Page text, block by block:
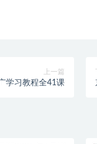
上一篇
学习教程全41课